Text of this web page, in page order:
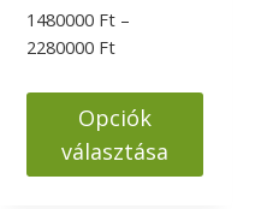
1480000 Ft –
2280000 FtÁrtartomány:
-
2280000 Ft
Opciók
választása